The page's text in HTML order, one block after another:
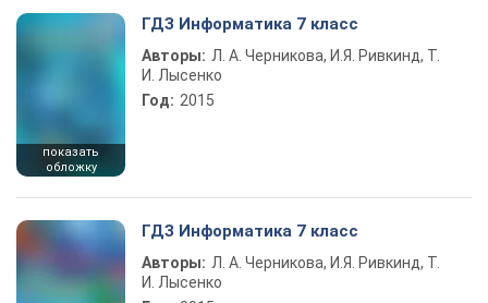
показать
обложку
ГДЗ Информатика 7 класс
Авторы: Л. А. Черникова, И.Я. Ривкинд, Т.
И. Лысенко
Год: 2015
ГДЗ Информатика 7 класс
Авторы: Л. А. Черникова, И.Я. Ривкинд, Т.
И. Лысенко